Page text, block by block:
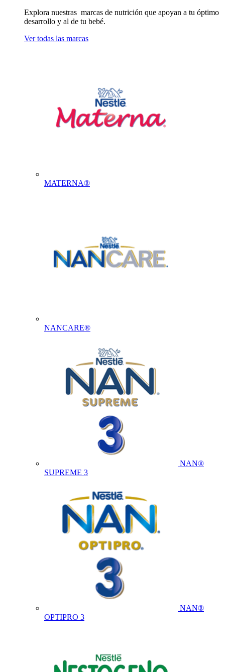
Explora nuestras marcas de nutrición que apoyan a tu óptimo
desarrollo y al de tu bebé.
Ver todas las marcas
MATERNA®
NANCARE®
NAN®
SUPREME 3
NAN®
OPTIPRO 3